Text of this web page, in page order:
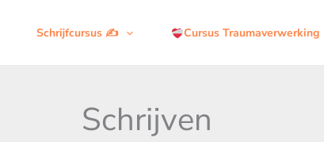
Schrijfcursus ✍️ Cursus Traumaverwerking
Schrijven